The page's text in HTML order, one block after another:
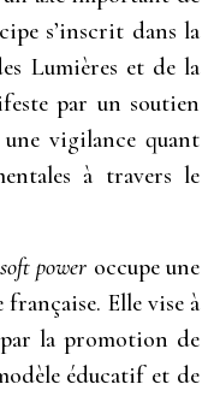
s’inscrit dans la
Lumières et de la
par un soutien
une vigilance quant
à travers le
soft power occupe une
Elle vise à
la promotion de
éducatif et de